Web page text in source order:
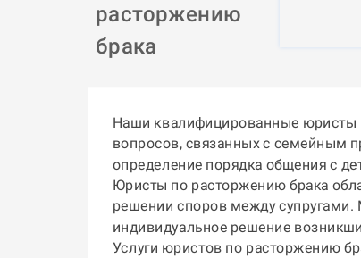
расторжению
брака
Наши квалифицированные юристы
вопросов, связанных с семейным
определение порядка общения с
Юристы по расторжению брака
решении споров между супругами.
индивидуальное решение
Услуги юристов по расторжению